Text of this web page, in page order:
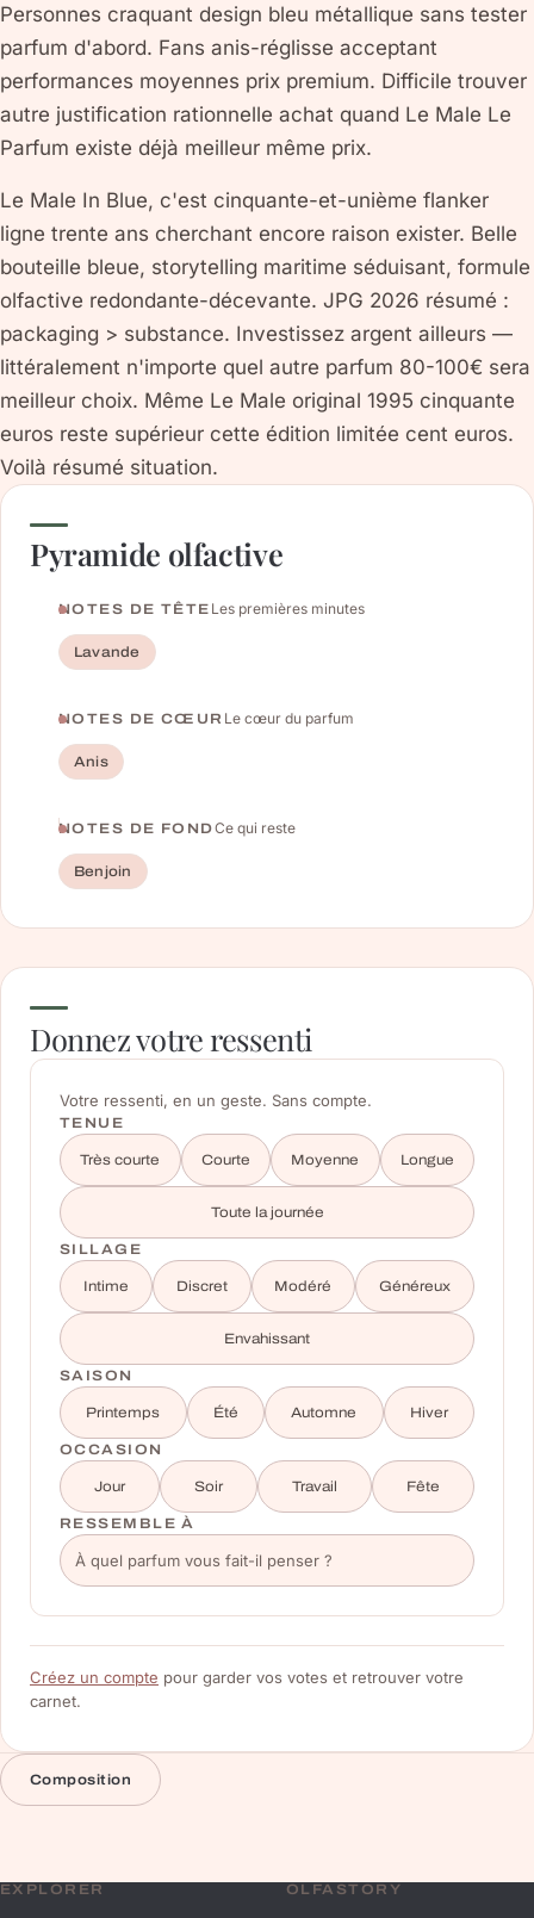
Personnes craquant design bleu métallique sans tester
parfum d'abord. Fans anis-réglisse acceptant
performances moyennes prix premium. Difficile trouver
autre justification rationnelle achat quand Le Male Le
Parfum existe déjà meilleur même prix.
Le Male In Blue, c'est cinquante-et-unième flanker
ligne trente ans cherchant encore raison exister. Belle
bouteille bleue, storytelling maritime séduisant, formule
olfactive redondante-décevante. JPG 2026 résumé :
packaging > substance. Investissez argent ailleurs —
littéralement n'importe quel autre parfum 80-100€ sera
meilleur choix. Même Le Male original 1995 cinquante
euros reste supérieur cette édition limitée cent euros.
Voilà résumé situation.
Pyramide olfactive
NOTES DE TÊTE Les premières minutes
Lavande
NOTES DE CŒUR Le cœur du parfum
Anis
NOTES DE FONDCe qui reste
Benjoin
Donnez votre ressenti
Votre ressenti, en un geste. Sans compte.
TENUE
Très courte Courte Moyenne Longue
Toute la journée
SILLAGE
Intime Discret Modéré Généreux
Envahissant
SAISON
Printemps Été Automne Hiver
OCCASION
Jour Soir Travail Fête
RESSEMBLE À
Créez un compte pour garder vos votes et retrouver votre
carnet.
Composition
EXPLORER OLFASTORY